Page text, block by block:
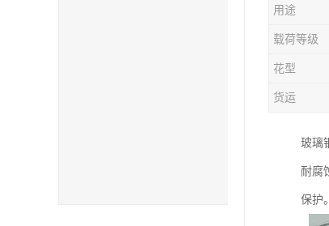
用途
载荷等级
花型
货运
玻璃
耐腐
保护。